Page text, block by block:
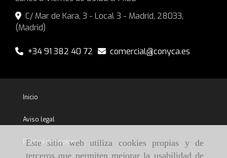
Este sitio web utiliza cookies propias y de
terceros que permiten mejorar la usabilidad de
C/ Mar de Kara, 3 - Local 3 - Madrid, 28033,
(Madrid)
+34 91 382 40 72 comercial conyca.es
Inicio
Aviso legal
Política de cookies